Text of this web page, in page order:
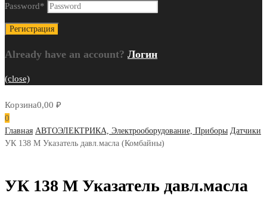
Password*
Already have an account? Логин
(close)
Корзина0,00 ₽
0
Главная АВТОЭЛЕКТРИКА, Электрооборудование, Приборы Датчики
УК 138 М Указатель давл.масла (Комбайны)
УК 138 М Указатель давл.масла